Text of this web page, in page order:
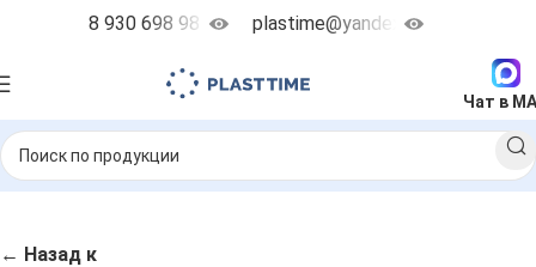
8 930 698 98 38 plastime@yandex.ru
Чат в
← Назад к